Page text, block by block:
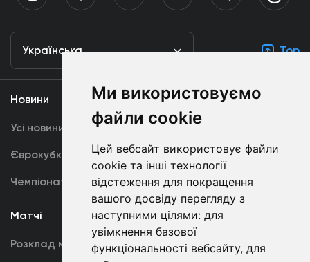
Ми використовуємо
файли cookie
Цей вебсайт використовує файли
cookie та інші технології
відстеження для покращення
вашого досвіду перегляду з
наступними цілями: для
увімкнення базової
функціональності вебсайту, для
Українська Top
Новини
Усі новини
Єврокубки
Чемпіонат України
Медіа
Динамо TV
Фотогалерея
Акредитація
Матчі
Розклад матчів
Команда
Перша команда